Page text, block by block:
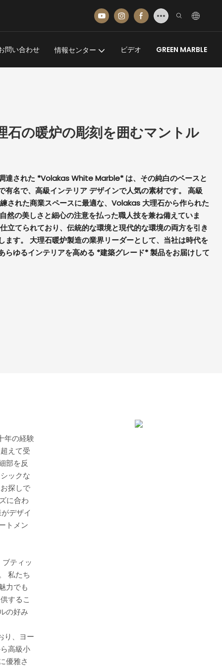
問い合わせ 情報センター ビデオ GREEN MARBLE
石の暖炉の彫刻を囲むマントル
達された *Volakas White Marble* は、その純白のベースと
有名で、高級インテリア デザインで人気の素材です。 高級
された商業スペ​​ースに最適な、Volakas 大理石から作られた
然の美しさと細心の注意を払った職人技を兼ね備えていま
立てられており、伝統的な環境と現代的な環境の両方を引き
ます。 大理石暖炉製造の業界リーダーとして、当社は時代を
らゆるインテリアを高める *建築グレード* 製品をお届けして
年の経験
えて受
部を反
ックな
探しで
に合わ
デザイ
トメン
ティッ
私たち
力でも
するこ
の好み
り、ヨー
高級小
優雅さ